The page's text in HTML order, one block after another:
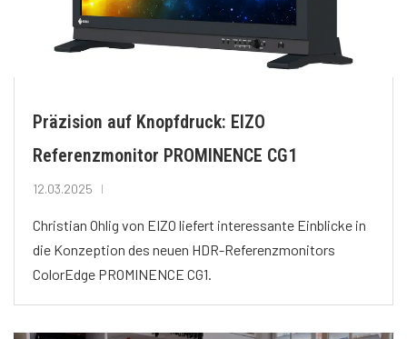
Präzision auf Knopfdruck: EIZO
Referenzmonitor PROMINENCE CG1
12.03.2025
Christian Ohlig von EIZO liefert interessante Einblicke in
die Konzeption des neuen HDR-Referenzmonitors
ColorEdge PROMINENCE CG1.